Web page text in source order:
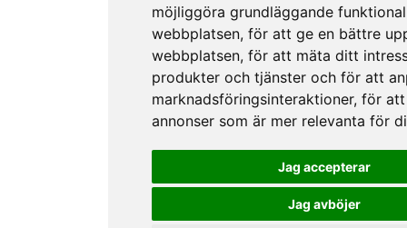
möjliggöra grundläggande
webbplatsen, för att ge en bättre
webbplatsen, för att mäta ditt
produkter och tjänster och för att
marknadsföringsinteraktioner, för att
annonser som är mer relevanta för
Jag accepterar
Jag avböjer